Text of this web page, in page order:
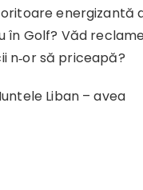
energizantă
în Golf? Văd
n‐or să priceapă?
Liban – avea